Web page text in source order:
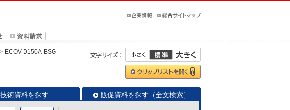
ECOV-D150A-BSG
技術資料を探す 販促資料を探す（全文検索）